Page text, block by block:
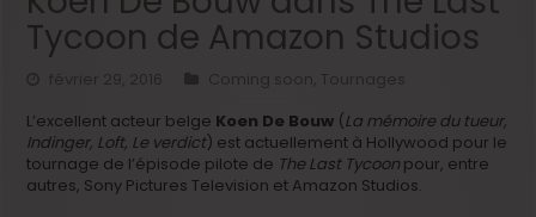
Tycoon de Amazon Studios
Coming soon Tournages
L’excellent acteur belge Koen De Bouw (La mémoire du tueur,
Indinger, Loft, Le verdict) est actuellement à Hollywood pour le
tournage de l’épisode pilote de The Last Tycoon pour, entre
autres, Sony Pictures Television et Amazon Studios.